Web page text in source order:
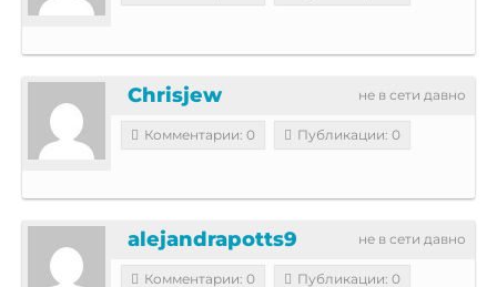
не в сети давно
Chrisjew
Комментарии: 0 Публикации: 0
не в сети давно
alejandrapotts9
Комментарии: 0 Публикации: 0